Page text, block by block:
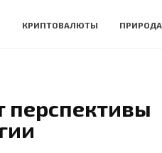
КРИПТОВАЛЮТЫ ПРИРОДА
перспективы